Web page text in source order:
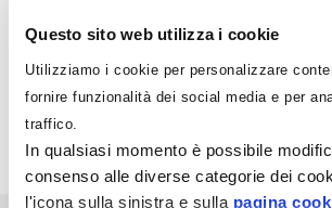
Questo sito web utilizza i cookie
Utilizziamo i cookie per personalizzare
fornire funzionalità dei social media e per
traffico.
In qualsiasi momento è possibile
consenso alle diverse categorie dei
l'icona sulla sinistra e sulla pagina
modelli e riferimenti giuridici, fornisce
studio.